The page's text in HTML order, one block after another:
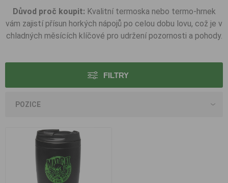
Důvod proč koupit: Kvalitní termoska nebo termo-hrnek
vám zajistí přísun horkých nápojů po celou dobu lovu, což je v
chladných měsících klíčové pro udržení pozornosti a pohody.
FILTRY